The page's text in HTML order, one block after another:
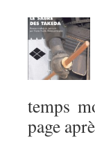
temps
page